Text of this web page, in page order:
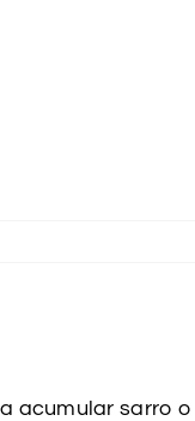
acumular sarro